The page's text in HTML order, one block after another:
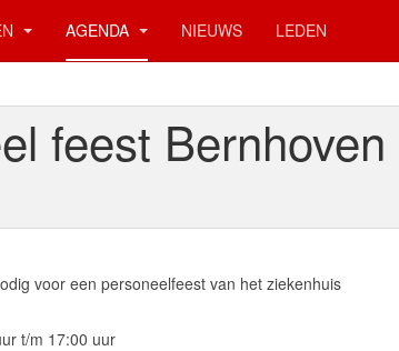
AGENDA NIEUWS LEDEN
feest Bernhoven
voor een personeelfeest van het ziekenhuis
t/m 17:00 uur